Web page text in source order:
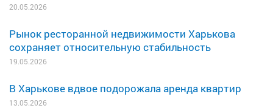
20.05.2026
Рынок ресторанной недвижимости Харькова
сохраняет относительную стабильность
19.05.2026
В Харькове вдвое подорожала аренда квартир
13.05.2026